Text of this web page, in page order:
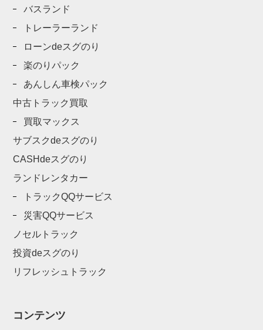
バスランド
トレーラーランド
ローンdeスグのり
楽のりパック
あんしん車検パック
中古トラック買取
買取マックス
サブスクdeスグのり
CASHdeスグのり
ランドレンタカー
トラックQQサービス
災害QQサービス
ノセルトラック
投資deスグのり
リフレッシュトラック
コンテンツ